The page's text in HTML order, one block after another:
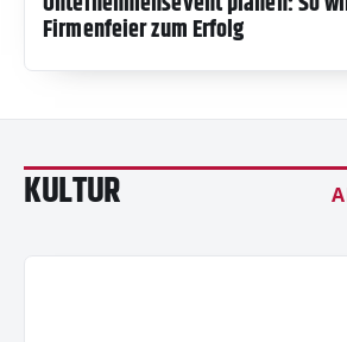
Firmenfeier zum Erfolg
KULTUR